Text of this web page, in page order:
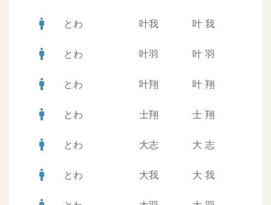
man とわ 叶我 叶 我
man とわ 叶羽 叶 羽
man とわ 叶翔 叶 翔
man とわ 士翔 士 翔
man とわ 大志 大 志
man とわ 大我 大 我